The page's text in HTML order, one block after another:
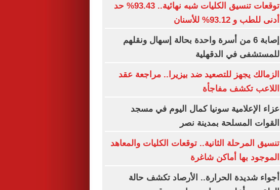
توقعات تنسيق الكليات شبه نهائية.. 93.43% حد
أدنى للطب و 93.12% للأسنان
إصابة 6 من أسرة واحدة بحالة إسهال ونقلهم
للمستشفى في الدقهلية
الزمالك يجهز للتصعيد ضد بيزيرا.. مراجعة عقد
اللاعب تكشف مفاجأة
عزاء الإعلامية سونيا كمال اليوم في مسجد
القوات المسلحة بمدينة نصر
تنسيق المرحلة الثانية.. توقعات الكليات والمعاهد
الموجود بها أماكن شاغرة
أجواء شديدة الحرارة.. الأرصاد تكشف حالة